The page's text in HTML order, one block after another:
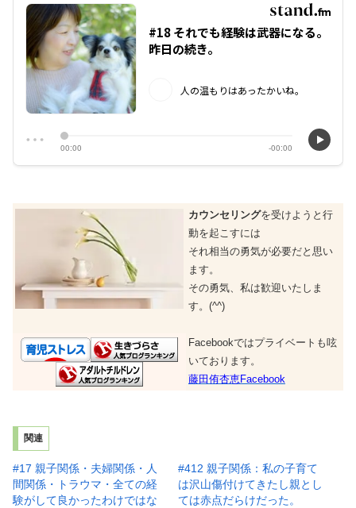
カウンセリングを受けようと行
動を起こすには
それ相当の勇気が必要だと思い
ます。
その勇気、私は歓迎いたしま
す。(^^)
Facebookではプライベートも呟
いております。
藤田侑杏恵Facebook
関連
#17 親子関係・夫婦関係・人
間関係・トラウマ・全ての経
験がして良かったわけではな
#412 親子関係：私の子育て
は沢山傷付けてきたし親とし
ては赤点だらけだった。